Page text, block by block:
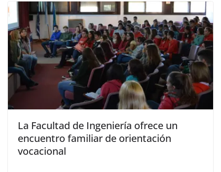
La Facultad de Ingeniería ofrece un
encuentro familiar de orientación
vocacional